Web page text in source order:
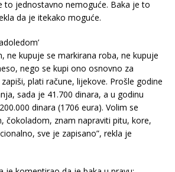
to jednostavno nemoguće. Baka je to
da je itekako moguće.
ne kupuje se markirana roba, ne kupuje
nego se kupi ono osnovno za
plati račune, lijekove. Prošle godine
sada je 41.700 dinara, a u godinu
dinara (1706 eura). Volim se
čokoladom, znam napraviti pitu, kore,
sve je zapisano”, rekla je